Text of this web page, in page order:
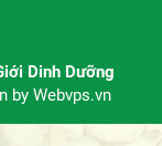
Dinh Dưỡng
by Webvps.vn